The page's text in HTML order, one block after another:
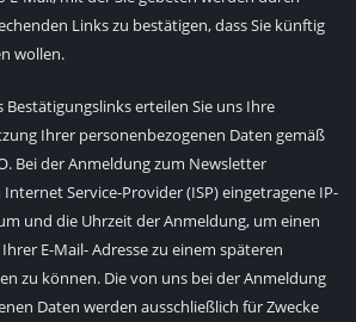
Links zu bestätigen, dass Sie künftig
wollen.
erteilen Sie uns Ihre
Ihrer personenbezogenen Daten gemäß
Bei der Anmeldung zum Newsletter
Service-Provider (ISP) eingetragene IP-
und die Uhrzeit der Anmeldung, um einen
E-Mail- Adresse zu einem späteren
zu können. Die von uns bei der Anmeldung
Daten werden ausschließlich für Zwecke